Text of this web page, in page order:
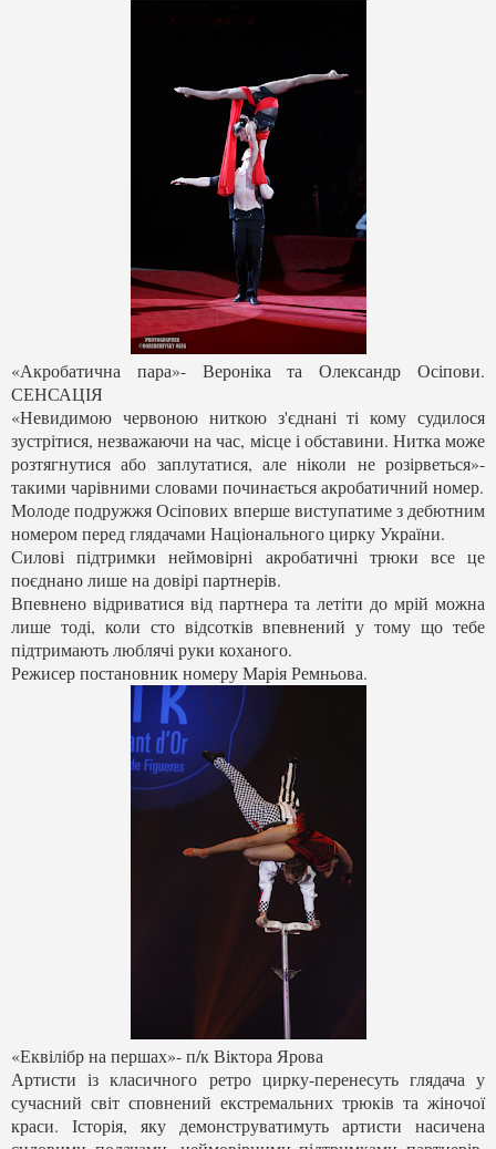
«Акробатична пара»- Вероніка та Олександр Осіпови.
СЕНСАЦІЯ
«Невидимою червоною ниткою з'єднані ті кому судилося
зустрітися, незважаючи на час, місце і обставини. Нитка може
розтягнутися або заплутатися, але ніколи не розірветься»-
такими чарівними словами починається акробатичний номер.
Молоде подружжя Осіпових вперше виступатиме з дебютним
номером перед глядачами Національного цирку України.
Силові підтримки неймовірні акробатичні трюки все це
поєднано лише на довірі партнерів.
Впевнено відриватися від партнера та летіти до мрій можна
лише тоді, коли сто відсотків впевнений у тому що тебе
підтримають люблячі руки коханого.
Режисер постановник номеру Марія Ремньова.
«Еквілібр на першах»- п/к Віктора Ярова
Артисти із класичного ретро цирку-перенесуть глядача у
сучасний світ сповнений екстремальних трюків та жіночої
краси. Історія, яку демонструватимуть артисти насичена